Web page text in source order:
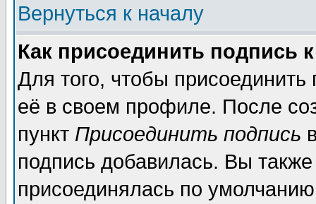
Вернуться к началу
Как присоединить подпись
Для того, чтобы
её в своем профиле. После
пункт Присоединить подпись
подпись добавилась. Вы
присоединялась по